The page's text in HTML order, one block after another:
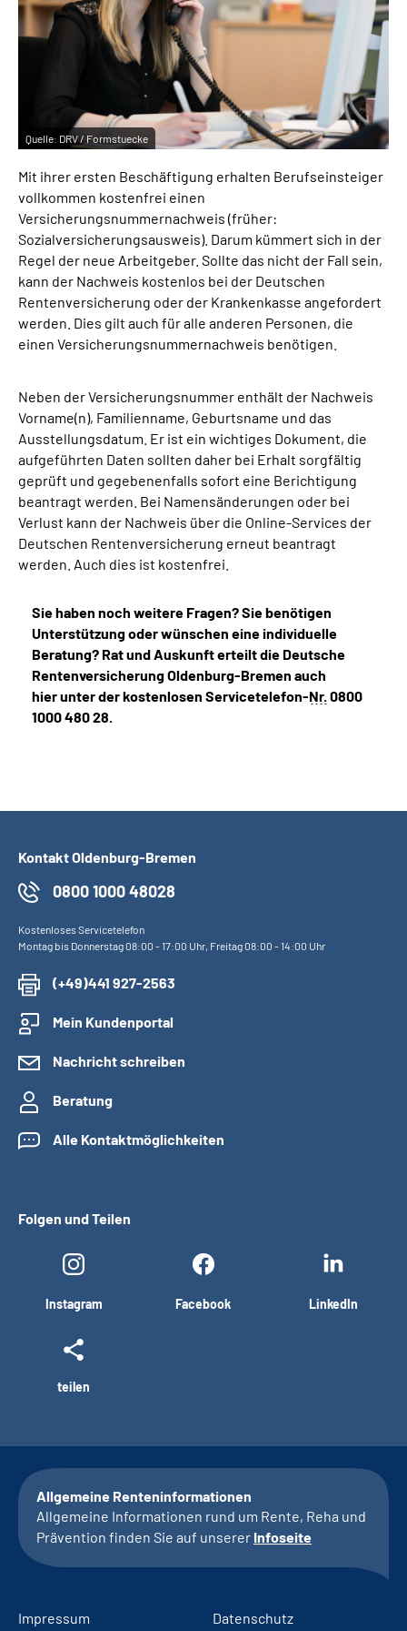
Inhalte in Gebärdensprache (DGS)
Leichte Sprache
Suche
Mein Kundenportal
Quelle: DRV / Formstuecke
Mit ihrer ersten Beschäftigung erhalten Berufseinsteiger
vollkommen kostenfrei einen
Versicherungsnummernachweis (früher:
Sozialversicherungsausweis). Darum kümmert sich in der
Regel der neue Arbeitgeber. Sollte das nicht der Fall sein,
kann der Nachweis kostenlos bei der Deutschen
Rentenversicherung oder der Krankenkasse angefordert
werden. Dies gilt auch für alle anderen Personen, die
einen Versicherungsnummernachweis benötigen.
Neben der Versicherungsnummer enthält der Nachweis
Vorname(n), Familienname, Geburtsname und das
Ausstellungsdatum. Er ist ein wichtiges Dokument, die
aufgeführten Daten sollten daher bei Erhalt sorgfältig
geprüft und gegebenenfalls sofort eine Berichtigung
beantragt werden. Bei Namensänderungen oder bei
Verlust kann der Nachweis über die Online-Services der
Deutschen Rentenversicherung erneut beantragt
werden. Auch dies ist kostenfrei.
Sie haben noch weitere Fragen? Sie benötigen
Unterstützung oder wünschen eine individuelle
Beratung? Rat und Auskunft erteilt die Deutsche
Rentenversicherung Oldenburg-Bremen auch
hier unter der kostenlosen Servicetelefon-Nr.0800
1000 480 28.
Kontakt Oldenburg-Bremen
0800 1000 48028
Kostenloses Servicetelefon
Montag bis Donnerstag 08:00 - 17:00 Uhr, Freitag 08:00 - 14:00 Uhr
(+49)441 927-2563
Mein Kundenportal
Nachricht schreiben
Beratung
Alle Kontaktmöglichkeiten
Folgen und Teilen
Instagram Facebook LinkedIn
teilen
Allgemeine Renteninformationen
Allgemeine Informationen rund um Rente, Reha und
Prävention finden Sie auf unserer Infoseite
Impressum Datenschutz